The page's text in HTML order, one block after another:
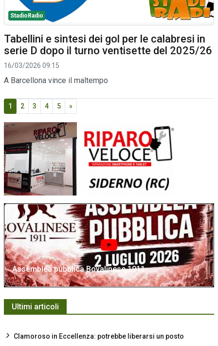
StadioRadio
Tabellini e sintesi dei gol per le calabresi in
serie D dopo il turno ventisette del 2025/26
16/03/2026 09:15
A Barcellona vince il maltempo
1 2 3 4 5 »
Assemblea pubblica Bovalinese 1911
Ultimi articoli
Clamoroso in Eccellenza: potrebbe liberarsi un posto